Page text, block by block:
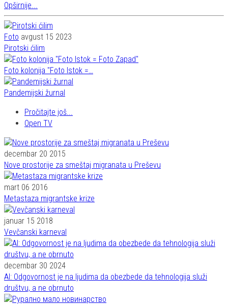
Opširnije...
Foto avgust 15 2023
Pirotski ćilim
Foto kolonija "Foto Istok =…
Pandemijski žurnal
Pročitajte još...
Open TV
decembar 20 2015
Nove prostorije za smeštaj migranata u Preševu
mart 06 2016
Metastaza migrantske krize
januar 15 2018
Vevčanski karneval
decembar 30 2024
AI: Odgovornost je na ljudima da obezbede da tehnologija služi
društvu, a ne obrnuto